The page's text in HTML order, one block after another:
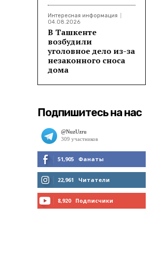
Интересная информация
04.08.2026
В Ташкенте
возбудили
уголовное дело из-за
незаконного сноса
дома
Подпишитесь на нас
51,905 Фанаты
МНЕ НРАВИТСЯ
22,961 Читатели
8,920 Подписчики